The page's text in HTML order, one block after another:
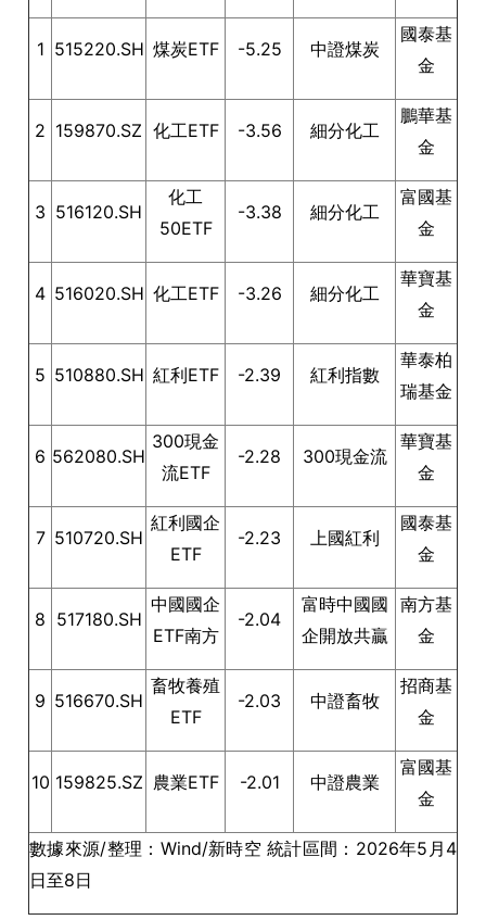
1 515220.SH 煤炭ETF -5.25 中證煤炭
國泰基
金
2 159870.SZ 化工ETF -3.56 細分化工
鵬華基
金
3 516120.SH
化工
50ETF
-3.38 細分化工
富國基
金
4 516020.SH 化工ETF -3.26 細分化工
華寶基
金
5 510880.SH 紅利ETF -2.39 紅利指數
華泰柏
瑞基金
6 562080.SH
300現金
流ETF
-2.28 300現金流
華寶基
金
7 510720.SH
紅利國企
ETF
-2.23 上國紅利
國泰基
金
8 517180.SH
中國國企
ETF南方
-2.04
富時中國國
企開放共贏
南方基
金
9 516670.SH
畜牧養殖
ETF
-2.03 中證畜牧
招商基
金
10 159825.SZ 農業ETF -2.01 中證農業
富國基
金
數據來源/整理：Wind/新時空 統計區間：2026年5月4
日至8日